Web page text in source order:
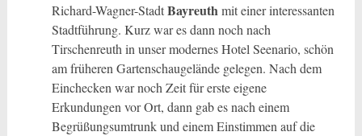
Richard-Wagner-StadtBayreuthmit einer interessanten
Stadtführung. Kurz war es dann noch nach
Tirschenreuth in unser modernes Hotel Seenario, schön
am früheren Gartenschaugelände gelegen. Nach dem
Einchecken war noch Zeit für erste eigene
Erkundungen vor Ort, dann gab es nach einem
Begrüßungsumtrunk und einem Einstimmen auf die